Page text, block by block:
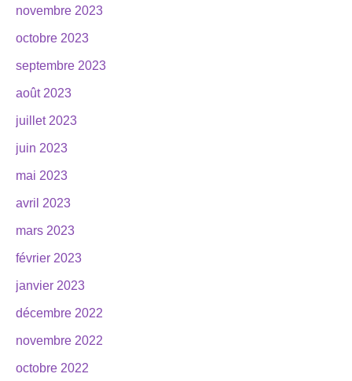
novembre 2023
octobre 2023
septembre 2023
août 2023
juillet 2023
juin 2023
mai 2023
avril 2023
mars 2023
février 2023
janvier 2023
décembre 2022
novembre 2022
octobre 2022